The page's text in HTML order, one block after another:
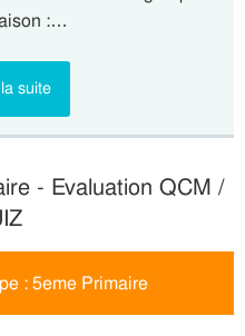
:…
suite
- Evaluation QCM /
: 5eme Primaire